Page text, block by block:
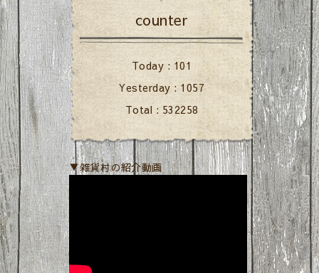
counter
Today : 101
Yesterday : 1057
Total : 532258
▼雑貨村の紹介動画